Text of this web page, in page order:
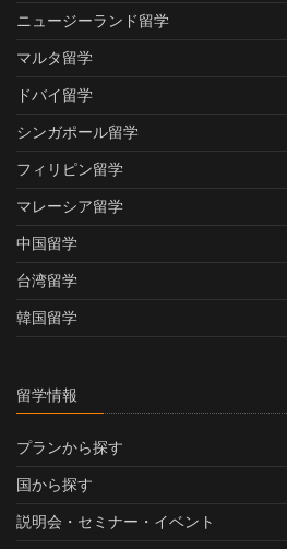
ニュージーランド留学
マルタ留学
ドバイ留学
シンガポール留学
フィリピン留学
マレーシア留学
中国留学
台湾留学
韓国留学
留学情報
プランから探す
国から探す
説明会・セミナー・イベント